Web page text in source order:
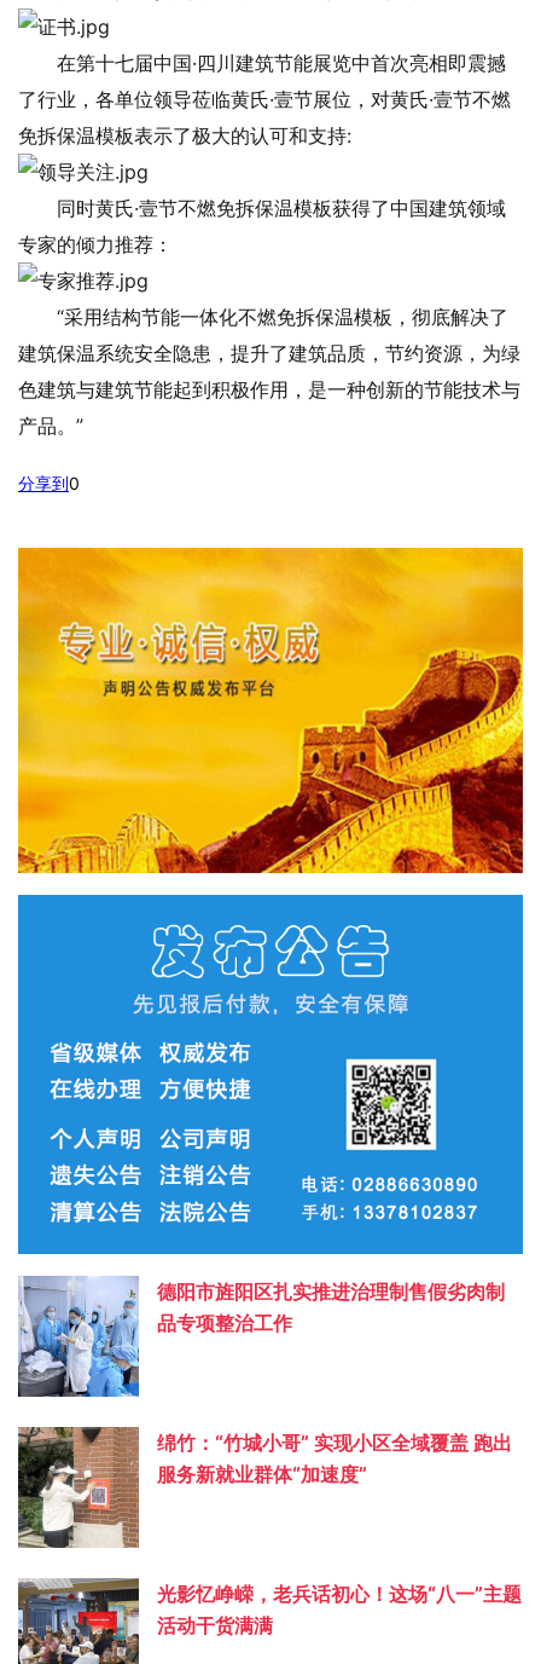
在第十七届中国·四川建筑节能展览中首次亮相即震撼
了行业，各单位领导莅临黄氏·壹节展位，对黄氏·壹节不燃
免拆保温模板表示了极大的认可和支持:
同时黄氏·壹节不燃免拆保温模板获得了中国建筑领域
专家的倾力推荐：
“采用结构节能一体化不燃免拆保温模板，彻底解决了
建筑保温系统安全隐患，提升了建筑品质，节约资源，为绿
色建筑与建筑节能起到积极作用，是一种创新的节能技术与
产品。”
分享到0
德阳市旌阳区扎实推进治理制售假劣肉制
品专项整治工作
绵竹：“竹城小哥” 实现小区全域覆盖 跑出
服务新就业群体“加速度”
光影忆峥嵘，老兵话初心！这场“八一”主题
活动干货满满